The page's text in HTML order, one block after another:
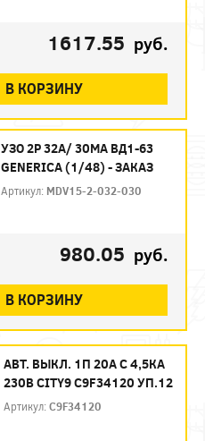
1617.55 руб.
В КОРЗИНУ
УЗО 2P 32А/ 30МА ВД1-63
GENERICA (1/48) - ЗАКАЗ
Артикул: MDV15-2-032-030
980.05 руб.
В КОРЗИНУ
АВТ. ВЫКЛ. 1П 20А С 4,5КА
230В CITY9 C9F34120 УП.12
Артикул:C9F34120